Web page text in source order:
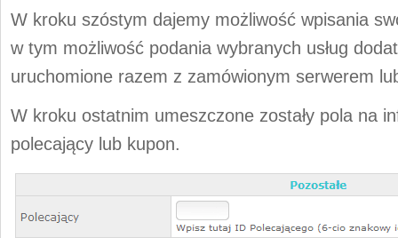
W kroku szóstym dajemy możliwość wpisania
w tym możliwość podania wybranych usług
uruchomione razem z zamówionym serwerem
W kroku ostatnim umeszczone zostały pola na
polecający lub kupon.